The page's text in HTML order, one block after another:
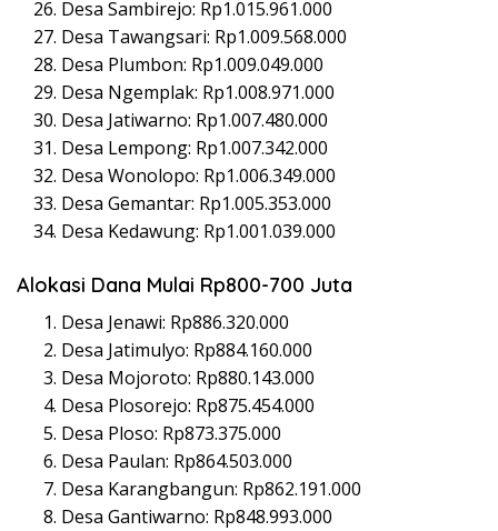
Desa Sambirejo: Rp1.015.961.000
Desa Tawangsari: Rp1.009.568.000
Desa Plumbon: Rp1.009.049.000
Desa Ngemplak: Rp1.008.971.000
Desa Jatiwarno: Rp1.007.480.000
Desa Lempong: Rp1.007.342.000
Desa Wonolopo: Rp1.006.349.000
Desa Gemantar: Rp1.005.353.000
Desa Kedawung: Rp1.001.039.000
Alokasi Dana Mulai Rp800-700 Juta
Desa Jenawi: Rp886.320.000
Desa Jatimulyo: Rp884.160.000
Desa Mojoroto: Rp880.143.000
Desa Plosorejo: Rp875.454.000
Desa Ploso: Rp873.375.000
Desa Paulan: Rp864.503.000
Desa Karangbangun: Rp862.191.000
Desa Gantiwarno: Rp848.993.000